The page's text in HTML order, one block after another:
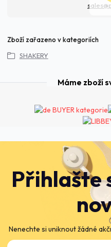
Zboží zařazeno v kategoriích
SHAKERY
Přihlašte
Nenechte si uniknout žádné
Máme zboží